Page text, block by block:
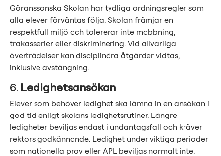
Göranssonska Skolan har tydliga ordningsregler som
alla elever förväntas följa. Skolan främjar en
respektfull miljö och tolererar inte mobbning,
trakasserier eller diskriminering. Vid allvarliga
överträdelser kan disciplinära åtgärder vidtas,
inklusive avstängning.
6. Ledighetsansökan
Elever som behöver ledighet ska lämna in en ansökan i
god tid enligt skolans ledighetsrutiner. Längre
ledigheter beviljas endast i undantagsfall och kräver
rektors godkännande. Ledighet under viktiga perioder
som nationella prov eller APL beviljas normalt inte.